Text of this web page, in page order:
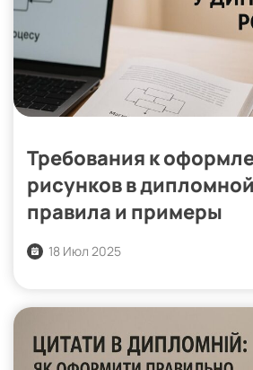
Требования к
рисунков в
правила и примеры
18 Июл 2025